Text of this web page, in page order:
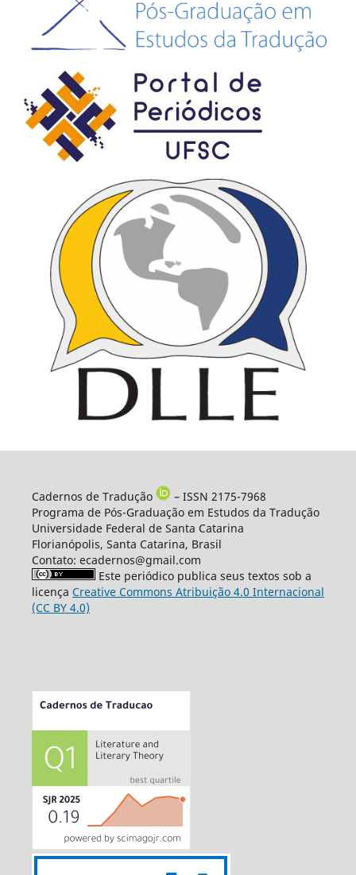
Cadernos de Tradução
– ISSN 2175-7968
Programa de Pós-Graduação em Estudos da Tradução
Universidade Federal de Santa Catarina
Florianópolis, Santa Catarina, Brasil
Contato: ecadernos@gmail.com
Este periódico publica seus textos sob a
licença Creative Commons Atribuição 4.0 Internacional
(CC BY 4.0)